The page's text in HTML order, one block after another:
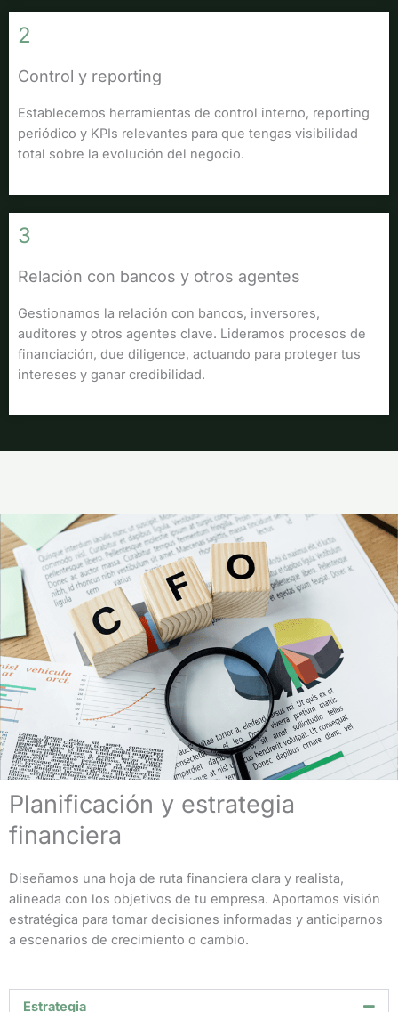
2
Control y reporting
Establecemos herramientas de control interno, reporting
periódico y KPIs relevantes para que tengas visibilidad
total sobre la evolución del negocio.
3
Relación con bancos y otros agentes
Gestionamos la relación con bancos, inversores,
auditores y otros agentes clave. Lideramos procesos de
financiación, due diligence, actuando para proteger tus
intereses y ganar credibilidad.
Planificación y estrategia
financiera
Diseñamos una hoja de ruta financiera clara y realista,
alineada con los objetivos de tu empresa. Aportamos visión
estratégica para tomar decisiones informadas y anticiparnos
a escenarios de crecimiento o cambio.
Estrategia